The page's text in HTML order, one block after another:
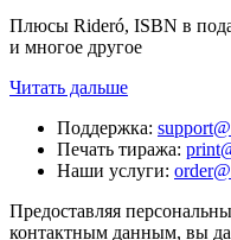
Плюсы Rideró, ISBN в
и многое другое
Читать дальше
Поддержка:
Печать тиража:
Наши услуги:
Предоставляя
контактным данным, вы